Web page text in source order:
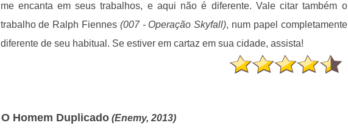
me encanta em seus trabalhos, e aqui não é diferente. Vale citar também o
trabalho de Ralph Fiennes (007 - Operação Skyfall), num papel completamente
diferente de seu habitual. Se estiver em cartaz em sua cidade, assista!
O Homem Duplicado (Enemy, 2013)